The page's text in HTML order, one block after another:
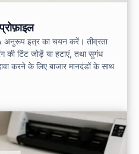
अनुरूप इत्र का चयन करें। तीव्रता
की टिंट जोड़ें या हटाएं, तथा सुगंध
करने के लिए बाजार मानदंडों के साथ